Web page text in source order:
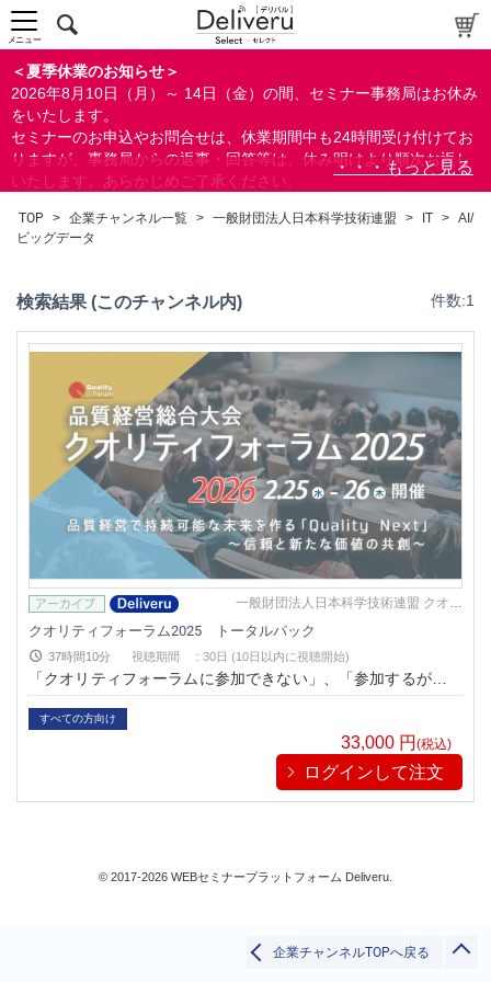
上級者向け
配布資料
指定しない
あり
なし
研修の提供
あり
カテゴリー
経営
会計(経理)/財務/税務
人事/労務
総務/リスクマネジメント
品質
営業/マーケティング
ビジネススキル
IT
IoT
AI/ビッグデータ
データベース
システム設計
IT戦略
リベラル/アーツ(教養)
＜夏季休業のお知らせ＞
2026年8月10日（月）～ 14日（金）の間、セミナー事務局はお休み
をいたします。
セミナーのお申込やお問合せは、休業期間中も24時間受け付けてお
りますが、事務局からの返事・回答等は、休み明けより順次お返し
いたします。あらかじめご了承ください。
ができます。
メニュー
TOP > 企業チャンネル一覧 > 一般財団法人日本科学技術連盟 > IT > AI/
ビッグデータ
検索結果 (このチャンネル内) 件数:1
一般財団法人日本科学技術連盟 クオリ
クオリティフォーラム2025 トータルパック
37時間10分 視聴期間 : 30日 (10日以内に視聴開始)
「クオリティフォーラムに参加できない」、「参加するが、同
じ時間に参加したい講演が重なり、すべての講演を聴講できな
い」、という人々のために、「映像アーカイブ」として講演を
有償で視聴することができるシステムです。従来、東京でしか
聴講することが出来なかったフォーラムを、いつでもどこでも
気軽にパソコンやスマートフォン上で視聴することが可能にな
ります。
すべての方向け
33,000 円 (税込)
ログインして注文
企業チャンネルTOPへ戻る
© 2017-2026 WEBセミナープラットフォーム Deliveru.